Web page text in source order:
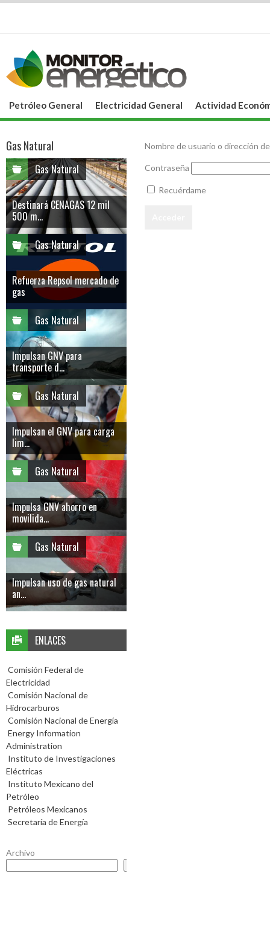
Petróleo General Electricidad General Actividad
Nombre de usuario o dirección
Contraseña
Recuérdame
Gas Natural
Gas Natural
Destinará CENAGAS 12 mil
500 m...
Gas Natural
Refuerza Repsol mercado de
gas
Gas Natural
Impulsan GNV para
transporte d...
Gas Natural
Impulsan el GNV para carga
lim...
Gas Natural
Impulsa GNV ahorro en
movilida...
Gas Natural
Impulsan uso de gas natural
an...
ENLACES
Comisión Federal de
Electricidad
Comisión Nacional de
Hidrocarburos
Comisión Nacional de Energía
Energy Information
Administration
Instituto de Investigaciones
Eléctricas
Instituto Mexicano del
Petróleo
Petróleos Mexicanos
Secretaría de Energía
Archivo